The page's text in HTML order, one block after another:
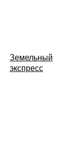
Земельный
экспресс